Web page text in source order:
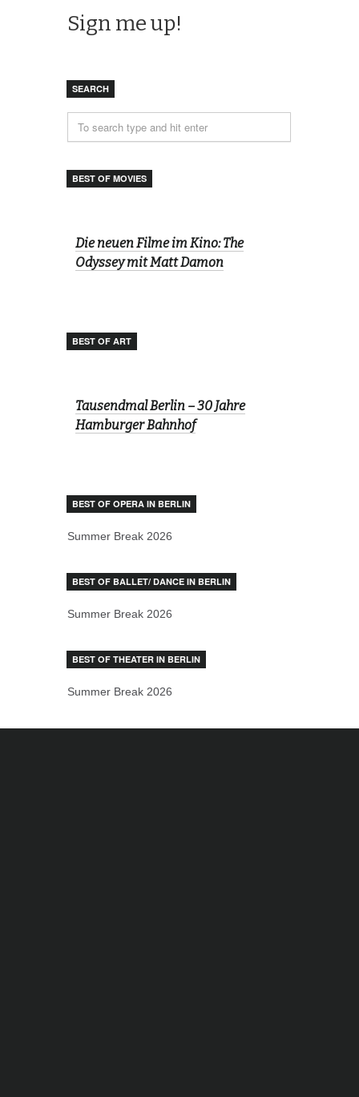
SEARCH
BEST OF MOVIES
Die neuen Filme im Kino: The
Odyssey mit Matt Damon
BEST OF ART
Tausendmal Berlin – 30 Jahre
Hamburger Bahnhof
BEST OF OPERA IN BERLIN
Summer Break 2026
BEST OF BALLET/ DANCE IN BERLIN
Summer Break 2026
BEST OF THEATER IN BERLIN
Summer Break 2026